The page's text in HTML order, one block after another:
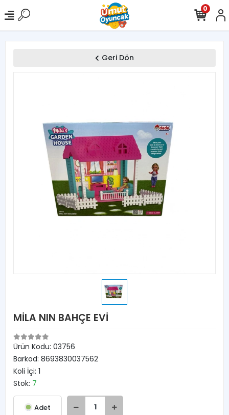
0
Geri Dön
MİLA NIN BAHÇE EVİ
Ürün Kodu: 03756
Barkod: 8693830037562
Koli İçi: 1
Stok: 7
Adet